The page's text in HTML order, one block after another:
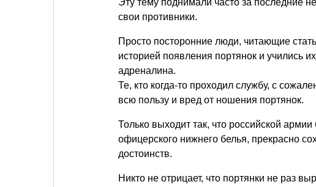
Эту тему поднимали часто за последние
свои противники.
Просто посторонние люди, читающие
историей появления портянок и учились
адреналина.
Те, кто когда-то проходил службу, с
всю пользу и вред от ношения портянок.
Только выходит так, что российской
офицерского нижнего белья, прекрасно
достоинств.
Никто не отрицает, что портянки не раз